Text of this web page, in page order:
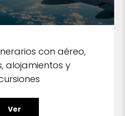
con aéreo,
alojamientos y
Ver